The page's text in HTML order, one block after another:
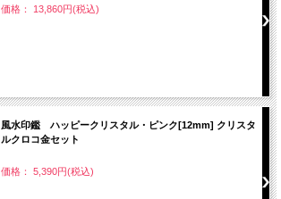
価格： 13,860円(税込)
風水印鑑 ハッピークリスタル・ピンク[12mm] クリスタ
ルクロコ金セット
価格： 5,390円(税込)